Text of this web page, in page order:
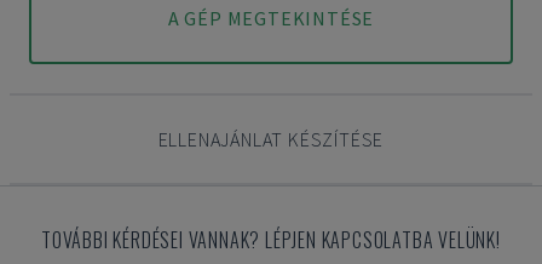
A GÉP MEGTEKINTÉSE
ELLENAJÁNLAT KÉSZÍTÉSE
TOVÁBBI KÉRDÉSEI VANNAK? LÉPJEN KAPCSOLATBA VELÜNK!